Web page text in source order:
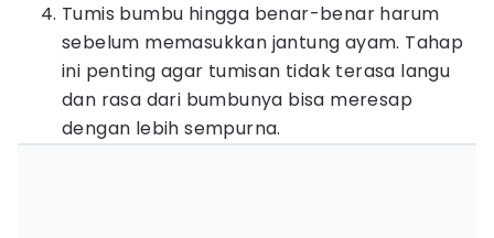
Tumis bumbu hingga benar-benar harum
sebelum memasukkan jantung ayam. Tahap
ini penting agar tumisan tidak terasa langu
dan rasa dari bumbunya bisa meresap
dengan lebih sempurna.